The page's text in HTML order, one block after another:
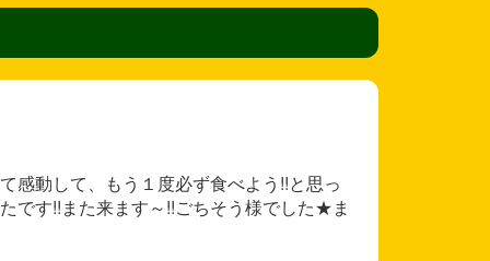
感動して、もう１度必ず食べよう!!と思っ
です!!また来ます～!!ごちそう様でした★ま